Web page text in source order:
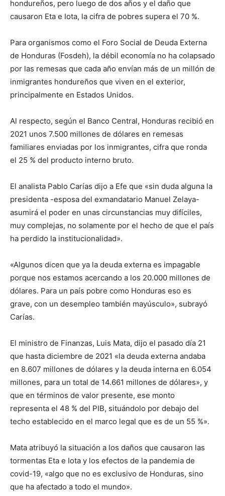
hondureños, pero luego de dos años y el daño que
causaron Eta e Iota, la cifra de pobres supera el 70 %.
Para organismos como el Foro Social de Deuda Externa
de Honduras (Fosdeh), la débil economía no ha colapsado
por las remesas que cada año envían más de un millón de
inmigrantes hondureños que viven en el exterior,
principalmente en Estados Unidos.
Al respecto, según el Banco Central, Honduras recibió en
2021 unos 7.500 millones de dólares en remesas
familiares enviadas por los inmigrantes, cifra que ronda
el 25 % del producto interno bruto.
El analista Pablo Carías dijo a Efe que «sin duda alguna la
presidenta -esposa del exmandatario Manuel Zelaya-
asumirá el poder en unas circunstancias muy difíciles,
muy complejas, no solamente por el hecho de que el país
ha perdido la institucionalidad».
«Algunos dicen que ya la deuda externa es impagable
porque nos estamos acercando a los 20.000 millones de
dólares. Para un país pobre como Honduras eso es
grave, con un desempleo también mayúsculo», subrayó
Carías.
El ministro de Finanzas, Luis Mata, dijo el pasado día 21
que hasta diciembre de 2021 «la deuda externa andaba
en 8.607 millones de dólares y la deuda interna en 6.054
millones, para un total de 14.661 millones de dólares», y
que en términos de valor presente, ese monto
representa el 48 % del PIB, situándolo por debajo del
techo establecido en el marco legal que es de un 55 %».
Mata atribuyó la situación a los daños que causaron las
tormentas Eta e Iota y los efectos de la pandemia de
covid-19, «algo que no es exclusivo de Honduras, sino
que ha afectado a todo el mundo».